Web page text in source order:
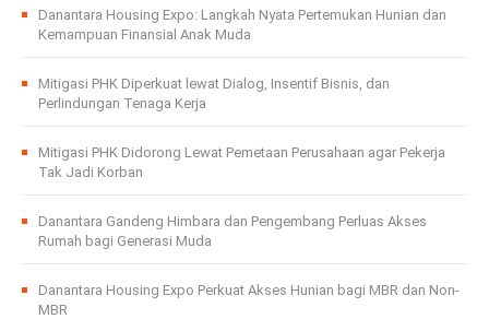
Danantara Housing Expo: Langkah Nyata Pertemukan Hunian dan
Kemampuan Finansial Anak Muda
Mitigasi PHK Diperkuat lewat Dialog, Insentif Bisnis, dan
Perlindungan Tenaga Kerja
Mitigasi PHK Didorong Lewat Pemetaan Perusahaan agar Pekerja
Tak Jadi Korban
Danantara Gandeng Himbara dan Pengembang Perluas Akses
Rumah bagi Generasi Muda
Danantara Housing Expo Perkuat Akses Hunian bagi MBR dan Non-
MBR